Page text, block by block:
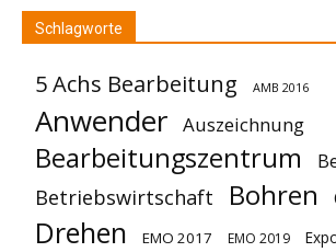
Schlagworte
5 Achs Bearbeitung AMB 2016
Anwender Auszeichnung
Bearbeitungszentrum
Betriebswirtschaft Bohren
Drehen EMO 2017 EMO 2019